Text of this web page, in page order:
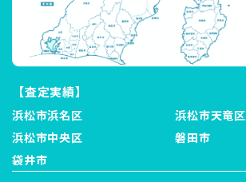
【査定実績】
浜松市浜名区
浜松市天竜区
浜松市中央区
磐田市
袋井市